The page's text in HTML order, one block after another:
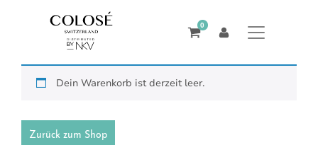
0
Dein Warenkorb ist derzeit leer.
Zurück zum Shop